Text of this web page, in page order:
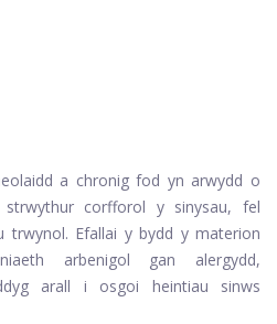
a chronig fod yn arwydd o
corfforol y sinysau, fel
trwynol. Efallai y bydd y materion
arbenigol gan alergydd,
arall i osgoi heintiau sinws